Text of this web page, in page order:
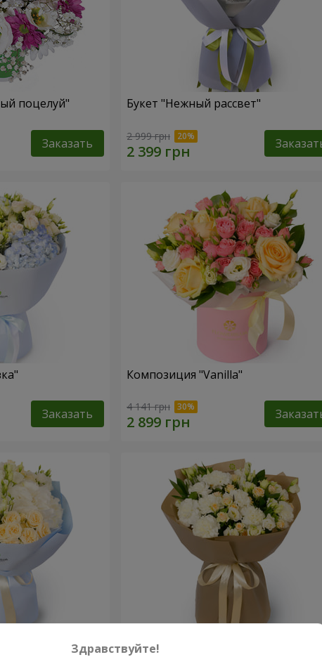
поцелуй"
Заказать
Букет "Нежный рассвет"
2 999 грн
Заказать
Композиция "Vanilla"
4 141 грн
Букет "Веяна"
Здравствуйте!